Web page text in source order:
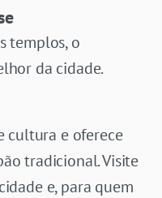
templos, o
da cidade.
cultura e oferece
tradicional. Visite
e, para quem